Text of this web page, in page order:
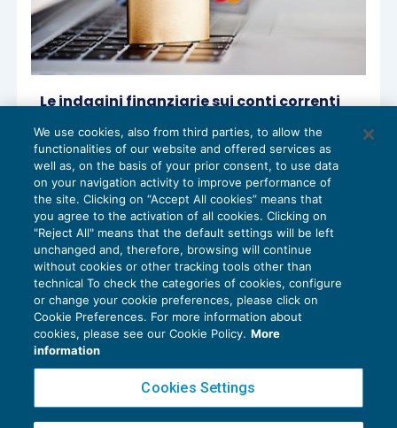
Le indagini finanziarie sui conti correnti
ACCERTAMENTO11/10/2019
diAngelo Ginex
1 2 3 4
Privacy Policy
Cookie Policy
Copyright 2016 ©Gruppo Euroconference S.p.A.v2.32.4
We use cookies, also from third parties, to allow the
functionalities of our website and offered services as
well as, on the basis of your prior consent, to use data
on your navigation activity to improve performance of
the site. Clicking on “Accept All cookies” means that
you agree to the activation of all cookies. Clicking on
"Reject All" means that the default settings will be left
unchanged and, therefore, browsing will continue
without cookies or other tracking tools other than
technical To check the categories of cookies, configure
or change your cookie preferences, please click on
Cookie Preferences. For more information about
cookies, please see our Cookie Policy. More
information
Cookies Settings